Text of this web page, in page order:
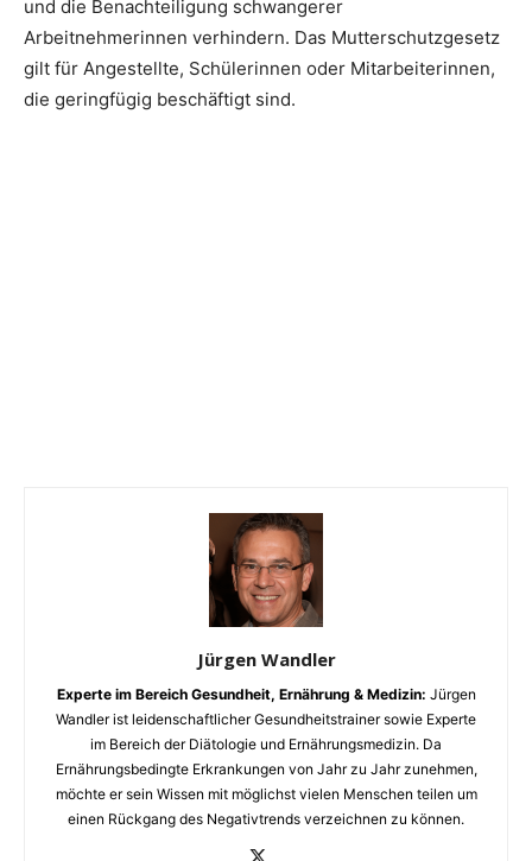
und die Benachteiligung schwangerer
Arbeitnehmerinnen verhindern. Das Mutterschutzgesetz
gilt für Angestellte, Schülerinnen oder Mitarbeiterinnen,
die geringfügig beschäftigt sind.
Jürgen Wandler
Experte im Bereich Gesundheit, Ernährung & Medizin: Jürgen
Wandler ist leidenschaftlicher Gesundheitstrainer sowie Experte
im Bereich der Diätologie und Ernährungsmedizin. Da
Ernährungsbedingte Erkrankungen von Jahr zu Jahr zunehmen,
möchte er sein Wissen mit möglichst vielen Menschen teilen um
einen Rückgang des Negativtrends verzeichnen zu können.